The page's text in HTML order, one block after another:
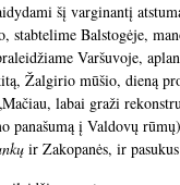
šį varginantį
stabtelime Balstogėje,
Varšuvoje,
Žalgirio mūšio, dieną
labai graži
į Valdovų
ir Zakopanės, ir